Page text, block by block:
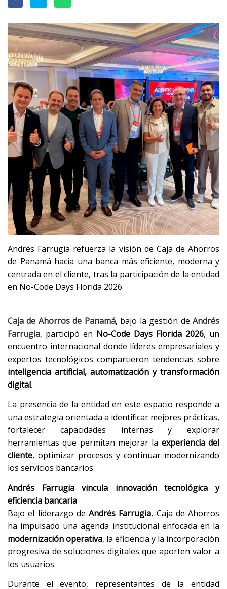
Andrés Farrugia refuerza la visión de Caja de Ahorros
de Panamá hacia una banca más eficiente, moderna y
centrada en el cliente, tras la participación de la entidad
en No-Code Days Florida 2026
Caja de Ahorros de Panamá, bajo la gestión deAndrés
Farrugia, participó en No-Code Days Florida 2026, un
encuentro internacional donde líderes empresariales y
expertos tecnológicos compartieron tendencias sobre
inteligencia artificial, automatización y transformación
digital.
La presencia de la entidad en este espacio responde a
una estrategia orientada a identificar mejores prácticas,
fortalecer capacidades internas y explorar
herramientas que permitan mejorar la experiencia del
cliente, optimizar procesos y continuar modernizando
los servicios bancarios.
Andrés Farrugia vincula innovación tecnológica y
eficiencia bancaria
Bajo el liderazgo de Andrés Farrugia, Caja de Ahorros
ha impulsado una agenda institucional enfocada en la
modernización operativa, la eficiencia y la incorporación
progresiva de soluciones digitales que aporten valor a
los usuarios.
Durante el evento, representantes de la entidad